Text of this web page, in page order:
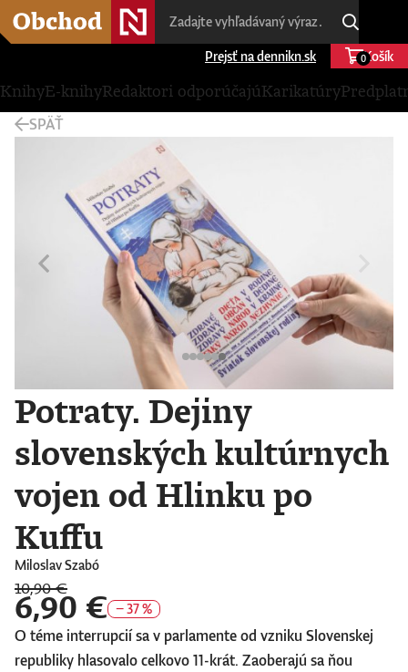
Prejsť na dennikn.sk Košík
0
KnihyE-knihyRedaktori odporúčajúKarikatúry
SPÄŤ
Potraty. Dejiny
slovenských kultúrnych
vojen od Hlinku po
Kuffu
Miloslav Szabó
10,90 €
6,90 € − 37 %
O téme interrupcií sa v parlamente od vzniku Slovenskej
republiky hlasovalo celkovo 11-krát. Zaoberajú sa ňou